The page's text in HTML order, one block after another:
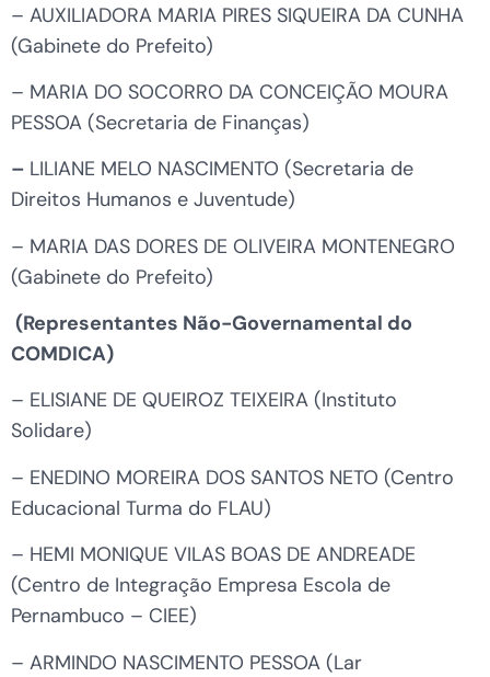
– AUXILIADORA MARIA PIRES SIQUEIRA DA CUNHA
(Gabinete do Prefeito)
– MARIA DO SOCORRO DA CONCEIÇÃO MOURA
PESSOA (Secretaria de Finanças)
– LILIANE MELO NASCIMENTO (Secretaria de
Direitos Humanos e Juventude)
– MARIA DAS DORES DE OLIVEIRA MONTENEGRO
(Gabinete do Prefeito)
(Representantes Não-Governamental do
COMDICA)
– ELISIANE DE QUEIROZ TEIXEIRA (Instituto
Solidare)
– ENEDINO MOREIRA DOS SANTOS NETO (Centro
Educacional Turma do FLAU)
– HEMI MONIQUE VILAS BOAS DE ANDREADE
(Centro de Integração Empresa Escola de
Pernambuco – CIEE)
– ARMINDO NASCIMENTO PESSOA (Lar